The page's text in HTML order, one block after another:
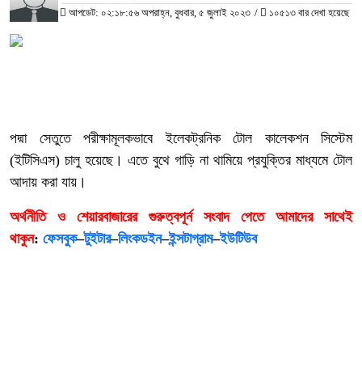
আপডেট: ০২:১৮:৫৬ অপরাহ্ন, বুধবার, ৫ জুলাই ২০২৩ / ১০৫১৩ বার দেখা হয়েছে
পদ্মা সেতুতে পরীক্ষামূলকভাবে ইলেকট্রনিক টোল কালেকশন সিস্টেম
(ইটিসিএস) চালু হয়েছে। এতে বুথে গাড়ি না থামিয়ে প্রযুক্তির মাধ্যমে টোল
আদায় করা যায়।
অর্থনীতি ও শেয়ারবাজারের গুরুত্বপূর্ন সংবাদ পেতে আমাদের সাথেই
থাকুন: ফেসবুক–টুইটার–লিংকডইন–ইন্সটাগ্রাম–ইউটিউব